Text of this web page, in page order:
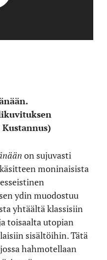
on sujuvasti
moninaisista
ydin muodostuu
yhtäältä klassisiin
toisaalta utopian
sisältöihin. Tätä
hahmotellaan